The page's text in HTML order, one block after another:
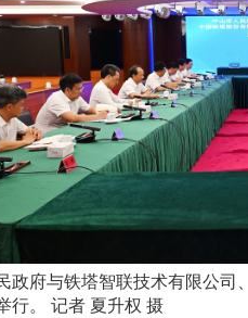
政府与铁塔智联技术有限公
行。 记者 夏升权 摄